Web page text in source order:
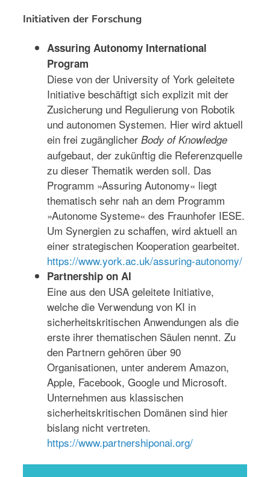
Initiativen der Forschung
Assuring Autonomy International
Program
Diese von der University of York geleitete
Initiative beschäftigt sich explizit mit der
Zusicherung und Regulierung von Robotik
und autonomen Systemen. Hier wird aktuell
ein frei zugänglicher Body of Knowledge
aufgebaut, der zukünftig die Referenzquelle
zu dieser Thematik werden soll. Das
Programm »Assuring Autonomy« liegt
thematisch sehr nah an dem Programm
»Autonome Systeme« des Fraunhofer IESE.
Um Synergien zu schaffen, wird aktuell an
einer strategischen Kooperation gearbeitet.
https://www.york.ac.uk/assuring-autonomy/
Partnership on AI
Eine aus den USA geleitete Initiative,
welche die Verwendung von KI in
sicherheitskritischen Anwendungen als die
erste ihrer thematischen Säulen nennt. Zu
den Partnern gehören über 90
Organisationen, unter anderem Amazon,
Apple, Facebook, Google und Microsoft.
Unternehmen aus klassischen
sicherheitskritischen Domänen sind hier
bislang nicht vertreten.
https://www.partnershiponai.org/